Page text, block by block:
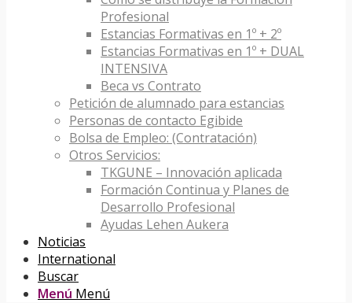
Profesional
Estancias Formativas en 1º + 2º
Estancias Formativas en 1º + DUAL
INTENSIVA
Beca vs Contrato
Petición de alumnado para estancias
Personas de contacto Egibide
Bolsa de Empleo: (Contratación)
Otros Servicios:
TKGUNE – Innovación aplicada
Formación Continua y Planes de
Desarrollo Profesional
Ayudas Lehen Aukera
Noticias
International
Buscar
Menú Menú